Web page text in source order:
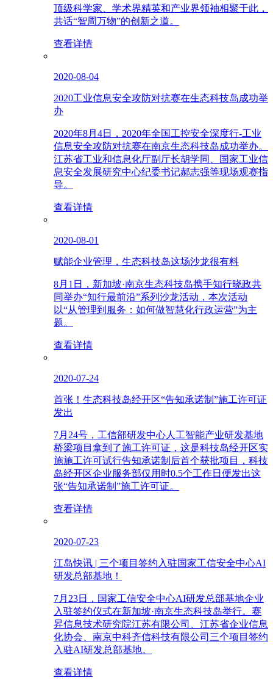
顶级科学家、学术界精英和产业界领袖相聚于此，
共话“智周万物”的创新之道。
查看详情
2020-08-04
2020工业信息安全攻防对抗赛在生态科技岛成功举
办
2020年8月4日，2020年全国工控安全深度行-工业
信息安全攻防对抗赛在南京生态科技岛成功举办。
江苏省工业和信息化厅副厅长胡学同、国家工业信
息安全发展研究中心纪委书记郝志强等现场观赛指
导。
查看详情
2020-08-01
赋能企业管理，生态科技岛这场沙龙很有料
8月1日，新加坡·南京生态科技岛携手知行晓政共
同举办“知行最前沿”系列沙龙活动，本次活动
以“从管理到服务：如何做智慧化行政运营”为主
题。
查看详情
2020-07-24
首张！生态科技岛经开区“告知承诺制”施工许可证
发出
7月24号，工信部研发中心人工智能产业研发基地
桥梁项目拿到了施工许可证，这是科技岛经开区实
施施工许可试行告知承诺制后首个获批项目，科技
岛经开区企业服务部仅用时0.5个工作日便发出这
张“告知承诺制”施工许可证。
查看详情
2020-07-23
江岛快讯 | 三个项目签约入驻国家工信安全中心AI
研发总部基地！
7月23日，国家工信安全中心AI研发总部基地企业
入驻签约仪式在新加坡·南京生态科技岛举行。赛
昇信息技术研究院江苏有限公司、江苏省企业信息
化协会、南京中科齐信科技有限公司三个项目签约
入驻AI研发总部基地。
查看详情